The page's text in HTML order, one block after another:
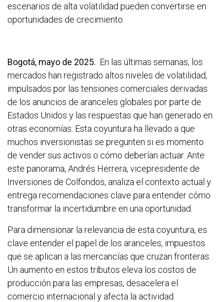
escenarios de alta volatilidad pueden convertirse en
oportunidades de crecimiento.
Bogotá, mayo de 2025. En las últimas semanas, los
mercados han registrado altos niveles de volatilidad,
impulsados por las tensiones comerciales derivadas
de los anuncios de aranceles globales por parte de
Estados Unidos y las respuestas que han generado en
otras economías. Esta coyuntura ha llevado a que
muchos inversionistas se pregunten si es momento
de vender sus activos o cómo deberían actuar. Ante
este panorama, Andrés Herrera, vicepresidente de
Inversiones de Colfondos, analiza el contexto actual y
entrega recomendaciones clave para entender cómo
transformar la incertidumbre en una oportunidad.
Para dimensionar la relevancia de esta coyuntura, es
clave entender el papel de los aranceles, impuestos
que se aplican a las mercancías que cruzan fronteras.
Un aumento en estos tributos eleva los costos de
producción para las empresas, desacelera el
comercio internacional y afecta la actividad